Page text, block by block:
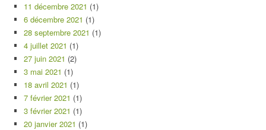
11 décembre 2021 (1)
6 décembre 2021 (1)
28 septembre 2021 (1)
4 juillet 2021 (1)
27 juin 2021 (2)
3 mai 2021 (1)
18 avril 2021 (1)
7 février 2021 (1)
3 février 2021 (1)
20 janvier 2021 (1)